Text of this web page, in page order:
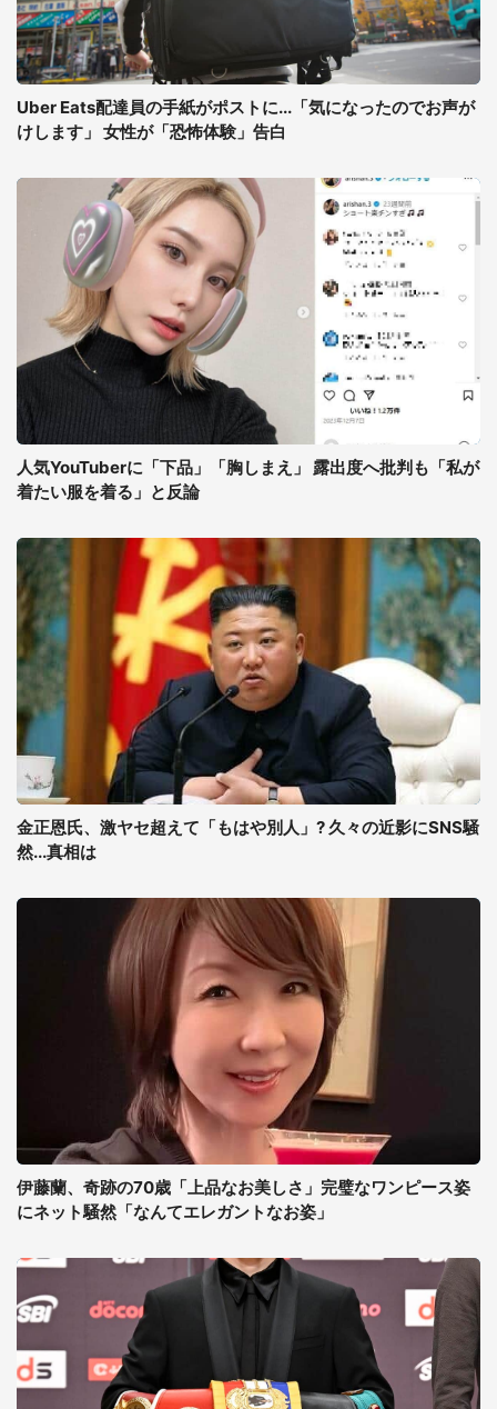
Uber Eats配達員の手紙がポストに...「気になったのでお声が
けします」 女性が「恐怖体験」告白
人気YouTuberに「下品」「胸しまえ」 露出度へ批判も「私が
着たい服を着る」と反論
金正恩氏、激ヤセ超えて「もはや別人」? 久々の近影にSNS騒
然...真相は
伊藤蘭、奇跡の70歳「上品なお美しさ」完璧なワンピース姿
にネット騒然「なんてエレガントなお姿」